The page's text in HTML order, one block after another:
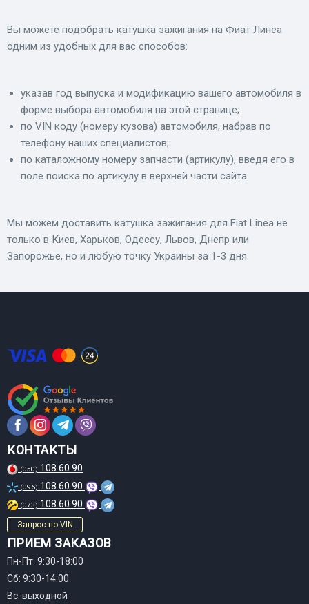
Вы можете подобрать катушка зажигания на Фиат Линеа
одним из удобных для вас способов:
указав год выпуска и модификацию вашего автомобиля в
форме выбора автомобиля на этой странице;
по VIN коду (номеру кузова) автомобиля, набрав по
телефону наших специалистов;
по каталожному номеру запчасти (артикулу), введя его в
поле поиска по артикулу в верхней части сайта.
Мы можем доставить катушка зажигания для Fiat Linea не
только в Киев, Харьков, Одессу, Львов, Днепр или
Запорожье, но и любую точку Украины за 1-3 дня.
КОНТАКТЫ
(050) 108 60 90
(096) 108 60 90
(073) 108 60 90
Запрос по VIN
ПРИЕМ ЗАКАЗОВ
Пн-Пт: 9:30-18:00
Сб: 9:30-14:00
Вс: выходной